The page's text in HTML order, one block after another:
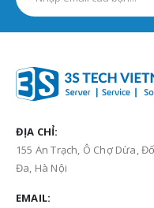
ĐỊA CHỈ:
155 An Trạch, Ô Chợ Dừa,
Đa, Hà Nội
EMAIL: